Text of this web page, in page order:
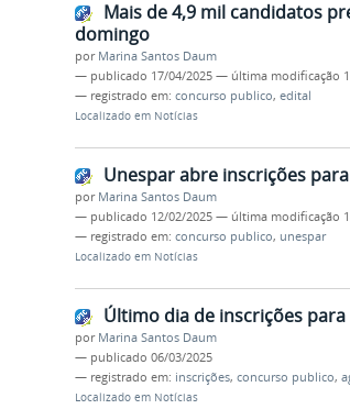
Mais de 4,9 mil candidatos
domingo
por Marina Santos Daum
— publicado 17/04/2025 — última modificação
— registrado em: concurso publico, edital
Localizado em Notícias
Unespar abre inscrições
por Marina Santos Daum
— publicado 12/02/2025 — última modificação
— registrado em: concurso publico, unespar
Localizado em Notícias
Último dia de inscrições
por Marina Santos Daum
— publicado 06/03/2025
— registrado em: inscrições, concurso publico,
Localizado em Notícias